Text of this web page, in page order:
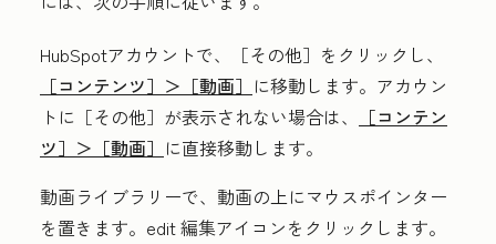
HubSpotアカウントで、
［その他］をクリックし、
［コンテンツ］＞ ［動画］ に移動します。アカウン
トに ［その他］が表示されない場合は、
［コンテン
ツ］＞ ［動画］ に直接移動します。​
動画ライブラリーで、動画の上にマウスポインター
を置きます。edit編集アイコンをクリックします。